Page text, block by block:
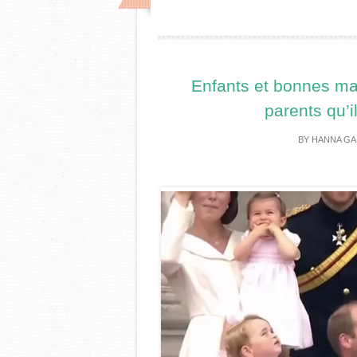
Enfants et bonnes
parents
BY HANNA